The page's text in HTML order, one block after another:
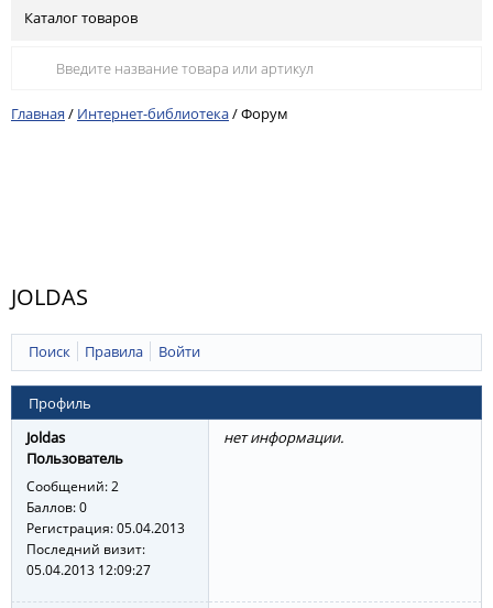
Каталог товаров
Главная / Интернет-библиотека/Форум
JOLDAS
Поиск Правила Войти
Профиль
Joldas
Пользователь
Сообщений:2
Баллов:0
Регистрация:05.04.2013
Последний визит:
05.04.2013 12:09:27
нет информации.